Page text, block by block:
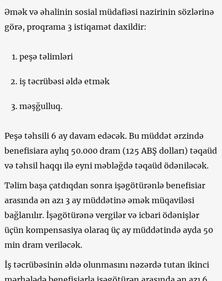
Əmək və əhalinin sosial müdafiəsi nazirinin sözlərinə
görə, proqrama 3 istiqamət daxildir:
peşə təlimləri
iş təcrübəsi əldə etmək
məşğulluq.
Peşə təhsili 6 ay davam edəcək. Bu müddət ərzində
benefisiara aylıq 50.000 dram (125 ABŞ dolları) təqaüd
və təhsil haqqı ilə eyni məbləğdə təqaüd ödəniləcək.
Təlim başa çatdıqdan sonra işəgötürənlə benefisiar
arasında ən azı 3 ay müddətinə əmək müqaviləsi
bağlanılır. İşəgötürənə vergilər və icbari ödənişlər
üçün kompensasiya olaraq üç ay müddətində ayda 50
min dram veriləcək.
İş təcrübəsinin əldə olunmasını nəzərdə tutan ikinci